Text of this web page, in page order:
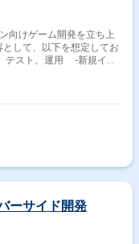
向けゲーム開発を立ち上
して、以下を想定してお
テスト、運用 ‐新規イベ
のツール作成
ーサイド開発